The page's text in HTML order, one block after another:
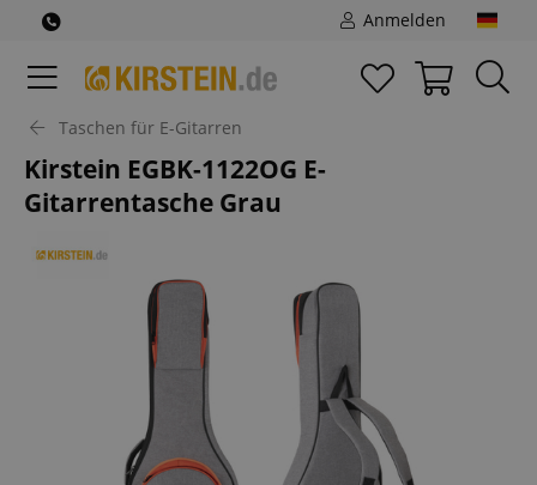
Anmelden
Taschen für E-Gitarren
Kirstein EGBK-1122OG E-
Gitarrentasche Grau